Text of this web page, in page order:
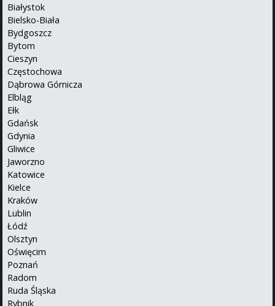
Białystok
Bielsko-Biała
Bydgoszcz
Bytom
Cieszyn
Częstochowa
Dąbrowa Górnicza
Elbląg
Ełk
Gdańsk
Gdynia
Gliwice
Jaworzno
Katowice
Kielce
Kraków
Lublin
Łódź
Olsztyn
Oświęcim
Poznań
Radom
Ruda Śląska
Rybnik